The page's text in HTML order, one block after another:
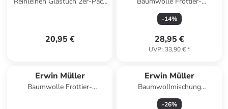
20,95 €
Geschirrtuch 4er-Pack in grün
-14%
28,95 €
UVP: 33,90 €*
Erwin Müller
Baumwolle Frottier-
Erwin Müller
Baumwollmischung
Tischdecke Neuss in gelb
-26%